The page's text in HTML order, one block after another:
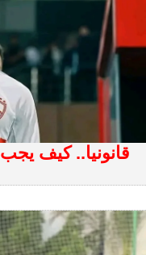
قانونيا.. كيف